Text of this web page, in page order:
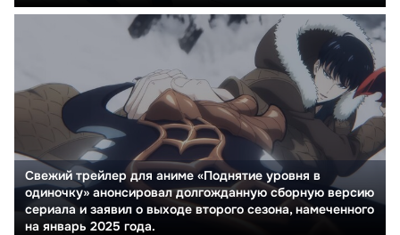
Свежий трейлер для аниме «Поднятие уровня в
одиночку» анонсировал долгожданную сборную версию
сериала и заявил о выходе второго сезона, намеченного
на январь 2025 года.